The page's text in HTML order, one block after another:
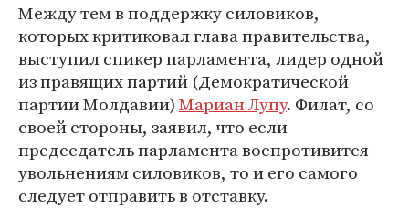
Между тем в поддержку силовиков,
которых критиковал глава правительства,
выступил спикер парламента, лидер одной
из правящих партий (Демократической
партии Молдавии)Мариан Лупу. Филат, со
своей стороны, заявил, что если
председатель парламента воспротивится
увольнениям силовиков, то и его самого
следует отправить в отставку.